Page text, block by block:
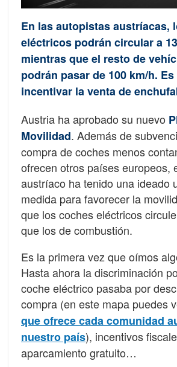
En las autopistas austríacas,
eléctricos podrán circular a
mientras que el resto de
podrán pasar de 100 km/h.
incentivar la venta de
Austria ha aprobado su nuevo
Movilidad. Además de
compra de coches menos
ofrecen otros países europeos,
austríaco ha tenido una ideado
medida para favorecer la
que los coches eléctricos
que los de combustión.
Es la primera vez que oímos
Hasta ahora la discriminación
coche eléctrico pasaba por
compra (en este mapa puedes
que ofrece cada comunidad
nuestro país), incentivos
aparcamiento gratuito…